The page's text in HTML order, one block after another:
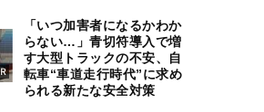
「いつ加害者になるかわか
らない…」青切符導入で増
す大型トラックの不安、自
転車“車道走行時代”に求め
られる新たな安全対策